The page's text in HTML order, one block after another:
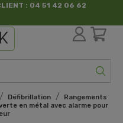
: 04 51 42 06 62
Défibrillation
Rangements
en métal avec alarme pour